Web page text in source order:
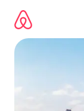
kwenda
kwenye
maudhui